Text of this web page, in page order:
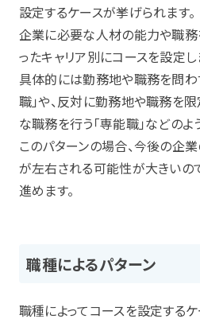
設定するケースが挙げられます。
企業に必要な人材の能力や職務
ったキャリア別にコースを設定し
具体的には勤務地や職務を問わ
職」や、反対に勤務地や職務を限
な職務を行う「専能職」などのよ
このパターンの場合、今後の企
が左右される可能性が大きいの
進めます。
職種によるパターン
職種によってコースを設定するケ